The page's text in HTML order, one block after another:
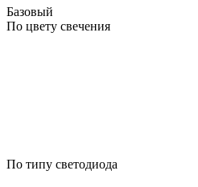
Базовый
По цвету свечения
По типу светодиода